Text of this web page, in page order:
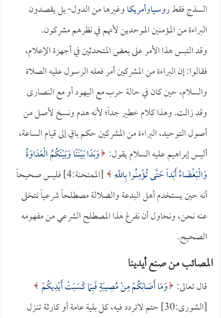
السذج فقطروسياوأمريكاوغيرها من الدول- بل يقصدون
البراءة من المؤمنين الموحدين لأنهم في نظرهم مشركون.
وقد التبس هذا الأمر على بعض المتحدثين في أجهزة الإعلام،
فقالوا: إن البراءة من المشركين أمر فعله الرسول عليه الصلاة
والسلام، حين كان في حالة حرب مع اليهود أو مع النصارى
وقد زالت. وهذا كلام خطير جداً؛ لأنه هدم ونسخ لأصل من
أصول التوحيد، البراءة من المشركين حكم باقٍ إلى قيام الساعة،
أليس إبراهيم عليه السلام يقول: وَبَدَا بَيْنَنَا وَبَيْنَكُمُ الْعَدَاوَةُ
وَالْبَغْضَاءُ أَبَداً حَتَّى تُؤْمِنُوا بِاللَّهِ
[الممتحنة:4] فليس صحيحاً
أنه حين يستخدم أهل البدعة والضلالة مصطلحاً شرعياً نتخلى
عنه نحن، ونحاول أن نفرغ هذا المصطلح الشرعي من مفهومه
الصحيح.
المصائب من صنع أيدينا
قال تعالى: وَمَا أَصَابَكُمْ مِنْ مُصِيبَةٍ فَبِمَا كَسَبَتْ أَيْدِيكُمْ
[الشورى:30] حتم لاتردد فيه، كل بلية عامة أو كارثة تنـزل